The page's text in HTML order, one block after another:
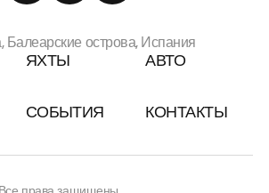
ЯХТЫ АВТО
СОБЫТИЯ КОНТАКТЫ
Балеарские острова, Испания